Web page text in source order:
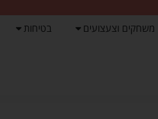
משחקים וצעצועים בטיחות